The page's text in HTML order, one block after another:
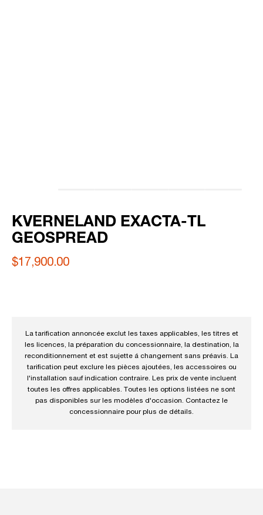
KVERNELAND EXACTA-TL
GEOSPREAD
$17,900.00
La tarification annoncée exclut les taxes applicables, les titres et
les licences, la préparation du concessionnaire, la destination, la
reconditionnement et est sujette á changement sans préavis. La
tarification peut exclure les pièces ajoutées, les accessoires ou
l'installation sauf indication contraire. Les prix de vente incluent
toutes les offres applicables. Toutes les options listées ne sont
pas disponibles sur les modèles d'occasion. Contactez le
concessionnaire pour plus de détails.